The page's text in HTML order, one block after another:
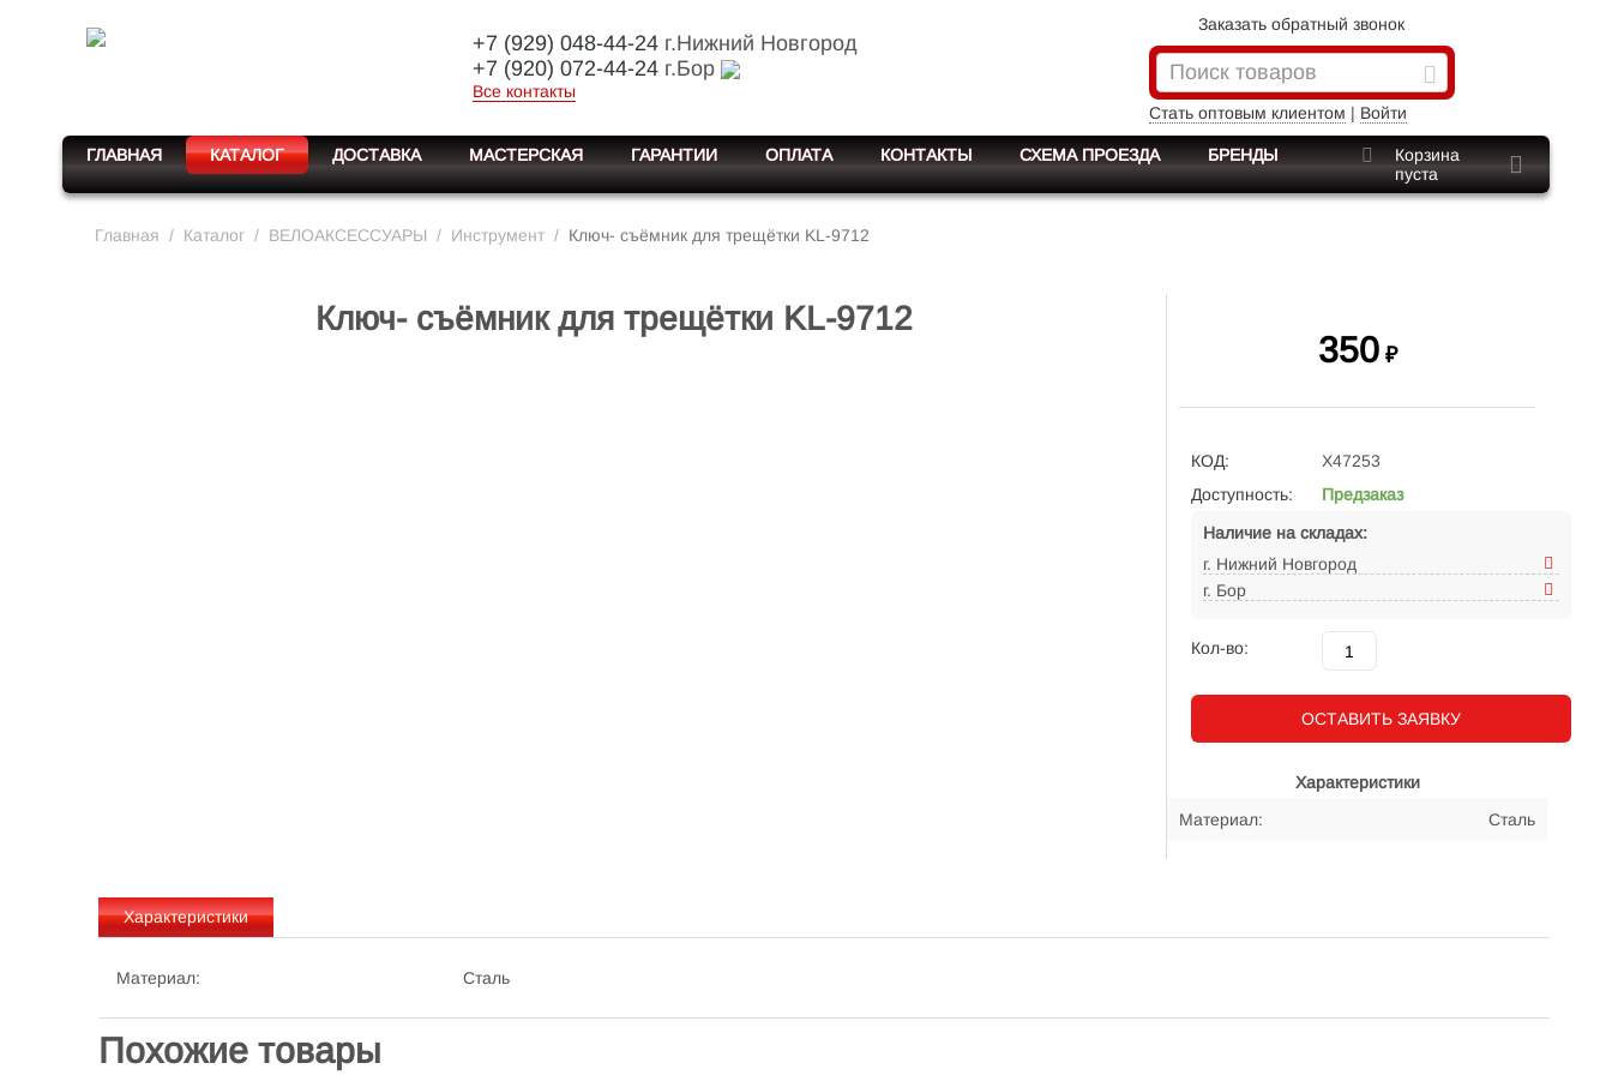
+7 (929) 048-44-24г.Нижний Новгород
+7 (920) 072-44-24г.Бор
Все контакты
Заказать обратный звонок
Стать оптовым клиентом | Войти
ГЛАВНАЯ КАТАЛОГ ДОСТАВКА МАСТЕРСКАЯ ГАРАНТИИ ОПЛАТА КОНТАКТЫ СХЕМА ПРОЕЗДА БРЕНДЫ
Корзина
пуста
Главная / Каталог / ВЕЛОАКСЕССУАРЫ / Инструмент / Ключ- съёмник для трещётки KL-9712
Ключ- съёмник для трещётки KL-9712
350 ₽
КОД:
X47253
Доступность:
Предзаказ
Наличие на складах:
г. Нижний Новгород
г. Бор
Кол-во:
ОСТАВИТЬ ЗАЯВКУ
Характеристики
Материал:
Сталь
Характеристики
Материал: Сталь
Похожие товары